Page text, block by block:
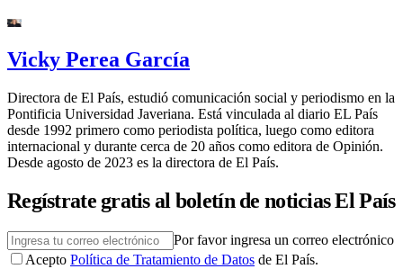
Vicky Perea García
Directora de El País, estudió comunicación social y periodismo en la
Pontificia Universidad Javeriana. Está vinculada al diario EL País
desde 1992 primero como periodista política, luego como editora
internacional y durante cerca de 20 años como editora de Opinión.
Desde agosto de 2023 es la directora de El País.
Regístrate gratis al boletín de noticias El País
Por favor ingresa un correo electrónico
Acepto Política de Tratamiento de Datos de El País.